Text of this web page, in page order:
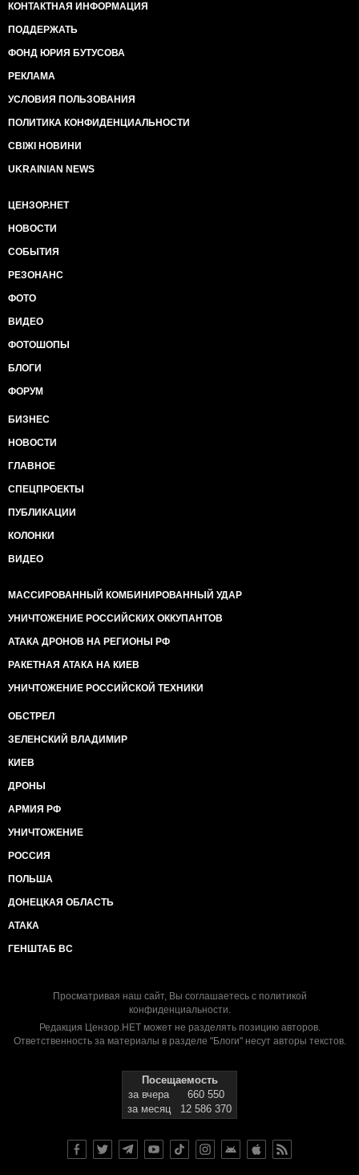
КОНТАКТНАЯ ИНФОРМАЦИЯ
ПОДДЕРЖАТЬ
ФОНД ЮРИЯ БУТУСОВА
РЕКЛАМА
УСЛОВИЯ ПОЛЬЗОВАНИЯ
ПОЛИТИКА КОНФИДЕНЦИАЛЬНОСТИ
СВІЖІ НОВИНИ
UKRAINIAN NEWS
ЦЕНЗОР.НЕТ
НОВОСТИ
СОБЫТИЯ
РЕЗОНАНС
ФОТО
ВИДЕО
ФОТОШОПЫ
БЛОГИ
ФОРУМ
БИЗНЕС
НОВОСТИ
ГЛАВНОЕ
СПЕЦПРОЕКТЫ
ПУБЛИКАЦИИ
КОЛОНКИ
ВИДЕО
МАССИРОВАННЫЙ КОМБИНИРОВАННЫЙ УДАР
УНИЧТОЖЕНИЕ РОССИЙСКИХ ОККУПАНТОВ
АТАКА ДРОНОВ НА РЕГИОНЫ РФ
РАКЕТНАЯ АТАКА НА КИЕВ
УНИЧТОЖЕНИЕ РОССИЙСКОЙ ТЕХНИКИ
ОБСТРЕЛ
ЗЕЛЕНСКИЙ ВЛАДИМИР
КИЕВ
ДРОНЫ
АРМИЯ РФ
УНИЧТОЖЕНИЕ
РОССИЯ
ПОЛЬША
ДОНЕЦКАЯ ОБЛАСТЬ
АТАКА
ГЕНШТАБ ВС
Просматривая наш сайт, Вы соглашаетесь с политикой
конфиденциальности.
Редакция Цензор.НЕТ может не разделять позицию авторов.
Ответственность за материалы в разделе "Блоги" несут авторы текстов.
Посещаемость
за вчера
660 550
за месяц
12 586 370